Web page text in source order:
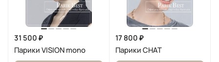
31 500 ₽
Парики VISION mono
17 800 ₽
Парики CHAT